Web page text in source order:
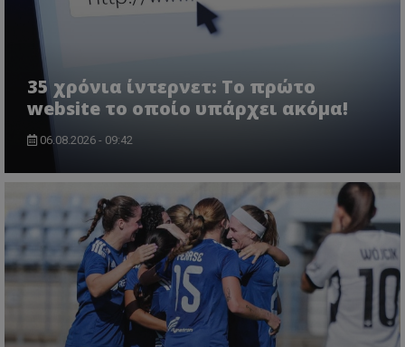
35 χρόνια ίντερνετ: Το πρώτο
website το οποίο υπάρχει ακόμα!
06.08.2026 - 09:42